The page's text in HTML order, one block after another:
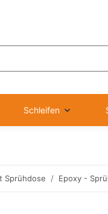
Schleifen
Sprühdose Epoxy -